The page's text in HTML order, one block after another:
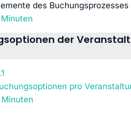
des Buchungsprozesses
der
pro